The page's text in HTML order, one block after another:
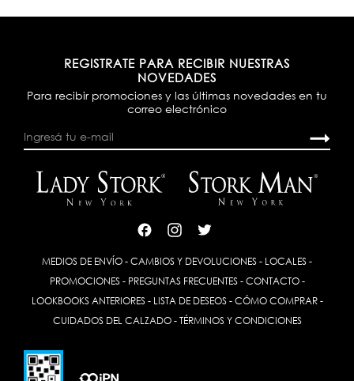
REGISTRATE PARA RECIBIR NUESTRAS
NOVEDADES
Para recibir promociones y las últimas novedades en tu
correo electrónico
MEDIOS DE ENVÍO - CAMBIOS Y DEVOLUCIONES - LOCALES -
PROMOCIONES- PREGUNTAS FRECUENTES- CONTACTO-
LOOKBOOKS ANTERIORES- LISTA DE DESEOS- CÓMO COMPRAR-
CUIDADOS DEL CALZADO- TÉRMINOS Y CONDICIONES